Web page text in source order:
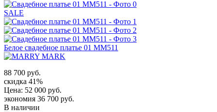
SALE
Белое свадебное платье 01 MM511
88 700 руб.
скидка 41%
Цена: 52 000 руб.
экономия 36 700 руб.
В наличии